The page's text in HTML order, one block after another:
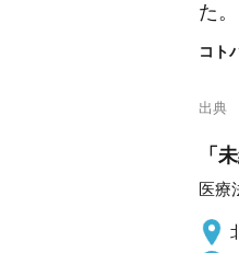
た。
コト
出典
「
医療